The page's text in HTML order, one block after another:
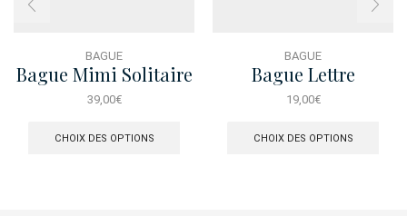
BAGUE
Bague Mimi Solitaire
Rose
39,00€
CHOIX DES OPTIONS
BAGUE
Bague Lettre
19,00€
CHOIX DES OPTIONS